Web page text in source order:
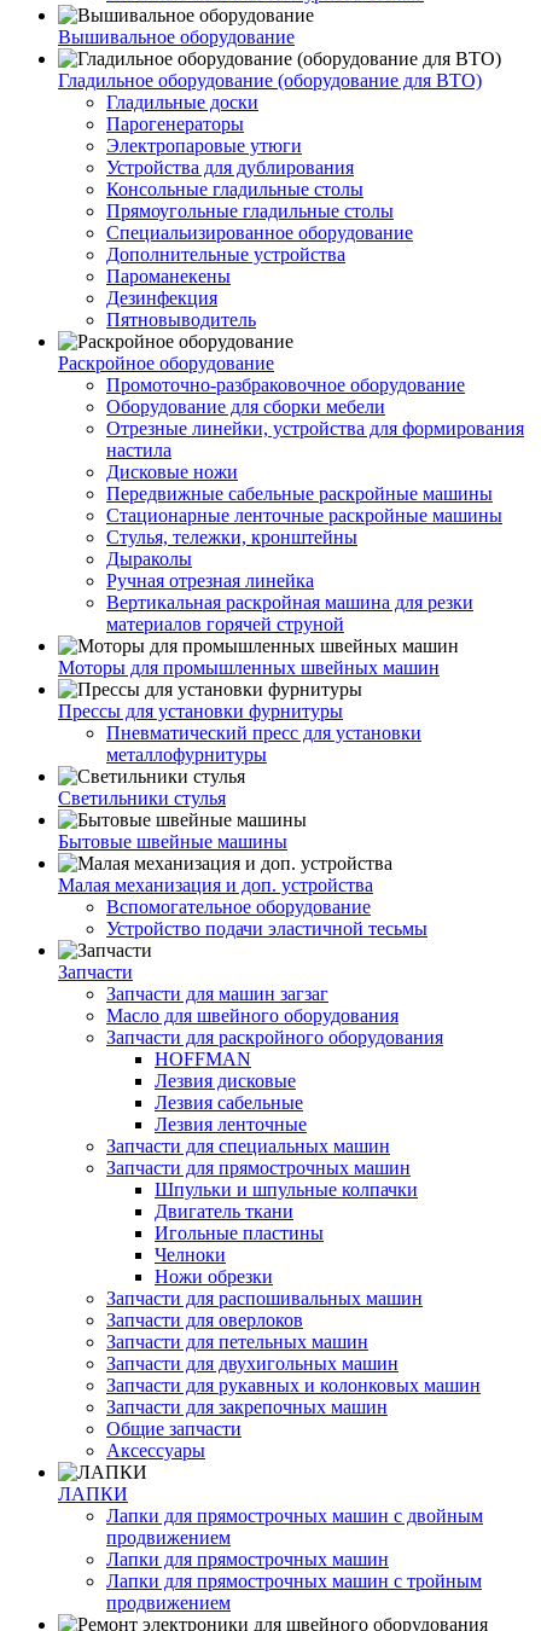
Вышивальное оборудование
Гладильное оборудование (оборудование для ВТО)
Гладильные доски
Парогенераторы
Электропаровые утюги
Устройства для дублирования
Консольные гладильные столы
Прямоугольные гладильные столы
Специальизированное оборудование
Дополнительные устройства
Пароманекены
Дезинфекция
Пятновыводитель
Раскройное оборудование
Промоточно-разбраковочное оборудование
Оборудование для сборки мебели
Отрезные линейки, устройства для формирования
настила
Дисковые ножи
Передвижные сабельные раскройные машины
Стационарные ленточные раскройные машины
Стулья, тележки, кронштейны
Дыраколы
Ручная отрезная линейка
Вертикальная раскройная машина для резки
материалов горячей струной
Моторы для промышленных швейных машин
Прессы для установки фурнитуры
Пневматический пресс для установки
металлофурнитуры
Светильники стулья
Бытовые швейные машины
Малая механизация и доп. устройства
Вспомогательное оборудование
Устройство подачи эластичной тесьмы
Запчасти
Запчасти для машин загзаг
Масло для швейного оборудования
Запчасти для раскройного оборудования
HOFFMAN
Лезвия дисковые
Лезвия сабельные
Лезвия ленточные
Запчасти для специальных машин
Запчасти для прямострочных машин
Шпульки и шпульные колпачки
Двигатель ткани
Игольные пластины
Челноки
Ножи обрезки
Запчасти для распошивальных машин
Запчасти для оверлоков
Запчасти для петельных машин
Запчасти для двухигольных машин
Запчасти для рукавных и колонковых машин
Запчасти для закрепочных машин
Общие запчасти
Аксессуары
ЛАПКИ
Лапки для прямострочных машин с двойным
продвижением
Лапки для прямострочных машин
Лапки для прямострочных машин с тройным
продвижением